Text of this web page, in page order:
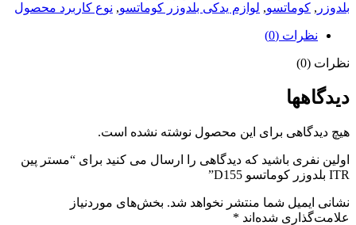
بلدوزر , کوماتسو, لوازم یدکی بلدوزر کوماتسو, نوع کاربرد محصول
نظرات (0)
نظرات (0)
دیدگاهها
هیچ دیدگاهی برای این محصول نوشته نشده است.
اولین نفری باشید که دیدگاهی را ارسال می کنید برای “مستر پین
ITR بلدوزر کوماتسو D155”
نشانی ایمیل شما منتشر نخواهد شد. بخش‌های موردنیاز
علامت‌گذاری شده‌اند *